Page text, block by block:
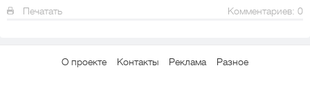
Печатать Комментариев: 0
О проекте Контакты Реклама Разное